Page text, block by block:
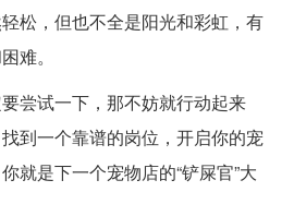
松，但也不全是阳光和彩虹，有
难。
尝试一下，那不妨就行动起来
到一个靠谱的岗位，开启你的宠
就是下一个宠物店的“铲屎官”大